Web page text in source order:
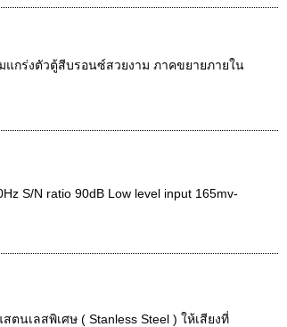
แกร่งตัวตู้สีบรอนซ์สวยงาม ภาคขยายภายใน
S/N ratio 90dB Low level input 165mv-
นเลสพิเศษ ( Stanless Steel ) ให้เสียงที่